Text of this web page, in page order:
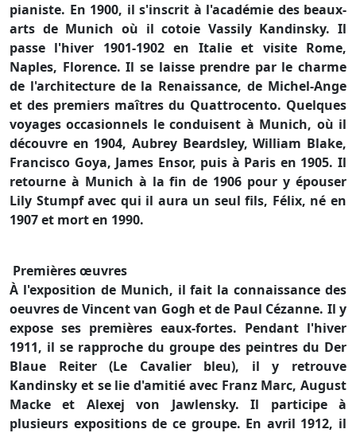
pianiste. En 1900, il s'inscrit à l'académie des beaux-
arts de Munich où il cotoie Vassily Kandinsky. Il
passe l'hiver 1901-1902 en Italie et visite Rome,
Naples, Florence. Il se laisse prendre par le charme
de l'architecture de la Renaissance, de Michel-Ange
et des premiers maîtres du Quattrocento. Quelques
voyages occasionnels le conduisent à Munich, où il
découvre en 1904, Aubrey Beardsley, William Blake,
Francisco Goya, James Ensor, puis à Paris en 1905. Il
retourne à Munich à la fin de 1906 pour y épouser
Lily Stumpf avec qui il aura un seul fils, Félix, né en
1907 et mort en 1990.
Premières œuvres
À l'exposition de Munich, il fait la connaissance des
oeuvres de Vincent van Gogh et de Paul Cézanne. Il y
expose ses premières eaux-fortes. Pendant l'hiver
1911, il se rapproche du groupe des peintres du Der
Blaue Reiter (Le Cavalier bleu), il y retrouve
Kandinsky et se lie d'amitié avec Franz Marc, August
Macke et Alexej von Jawlensky. Il participe à
plusieurs expositions de ce groupe. En avril 1912, il